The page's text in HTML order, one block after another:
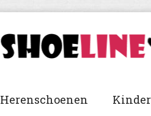
Herenschoenen